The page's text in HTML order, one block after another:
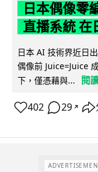
日本偶像零
直播系統 在
日本 AI 技術界近日
偶像前 Juice=Juice
下，僅憑藉與...
閱
402 29 ↗